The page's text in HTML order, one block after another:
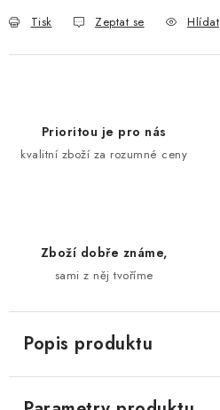
Tisk Zeptat se Hlídat
Prioritou je pro nás
kvalitní zboží za rozumné ceny
Zboží dobře známe,
sami z něj tvoříme
Popis produktu